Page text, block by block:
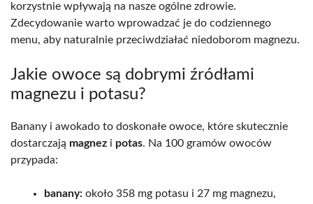
korzystnie wpływają na nasze ogólne zdrowie.
Zdecydowanie warto wprowadzać je do codziennego
menu, aby naturalnie przeciwdziałać niedoborom magnezu.
Jakie owoce są dobrymi źródłami
magnezu i potasu?
Banany i awokado to doskonałe owoce, które skutecznie
dostarczają magnez i potas. Na 100 gramów owoców
przypada:
banany: około 358 mg potasu i 27 mg magnezu,